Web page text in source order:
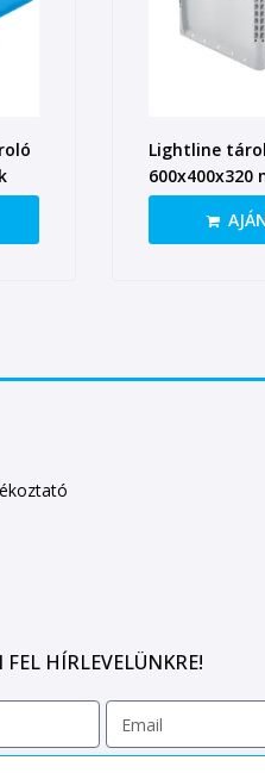
Lightline
nyitott fül
HÍRLEVELÜNKRE!